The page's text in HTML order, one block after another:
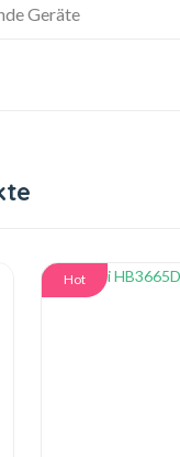
Geräte
Hot